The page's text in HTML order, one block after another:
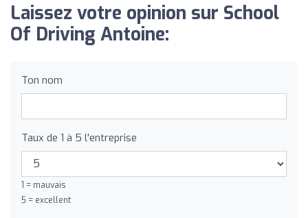
Laissez votre opinion sur School
Of Driving Antoine:
Ton nom
Taux de 1 à 5 l'entreprise
1 = mauvais
5 = excellent